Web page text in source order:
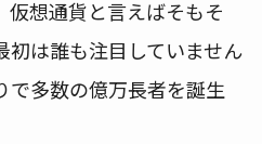
仮想通貨と言えばそもそ
初は誰も注目していません
で多数の億万長者を誕生